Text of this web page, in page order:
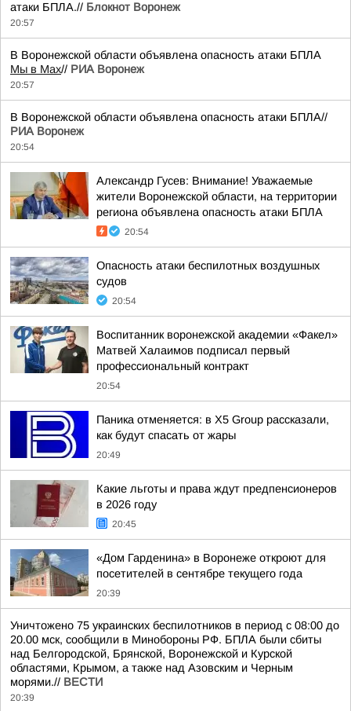
атаки БПЛА.// Блокнот Воронеж
20:57
В Воронежской области объявлена опасность атаки БПЛА
Мы в Мах// РИА Воронеж
20:57
В Воронежской области объявлена опасность атаки БПЛА//
РИА Воронеж
20:54
Александр Гусев: Внимание! Уважаемые
жители Воронежской области, на территории
региона объявлена опасность атаки БПЛА
20:54
Опасность атаки беспилотных воздушных
судов
20:54
Воспитанник воронежской академии «Факел»
Матвей Халаимов подписал первый
профессиональный контракт
20:54
Паника отменяется: в X5 Group рассказали,
как будут спасать от жары
20:49
Какие льготы и права ждут предпенсионеров
в 2026 году
20:45
«Дом Гарденина» в Воронеже откроют для
посетителей в сентябре текущего года
20:39
Уничтожено 75 украинских беспилотников в период с 08:00 до
20.00 мск, сообщили в Минобороны РФ. БПЛА были сбиты
над Белгородской, Брянской, Воронежской и Курской
областями, Крымом, а также над Азовским и Черным
морями.// ВЕСТИ
20:39